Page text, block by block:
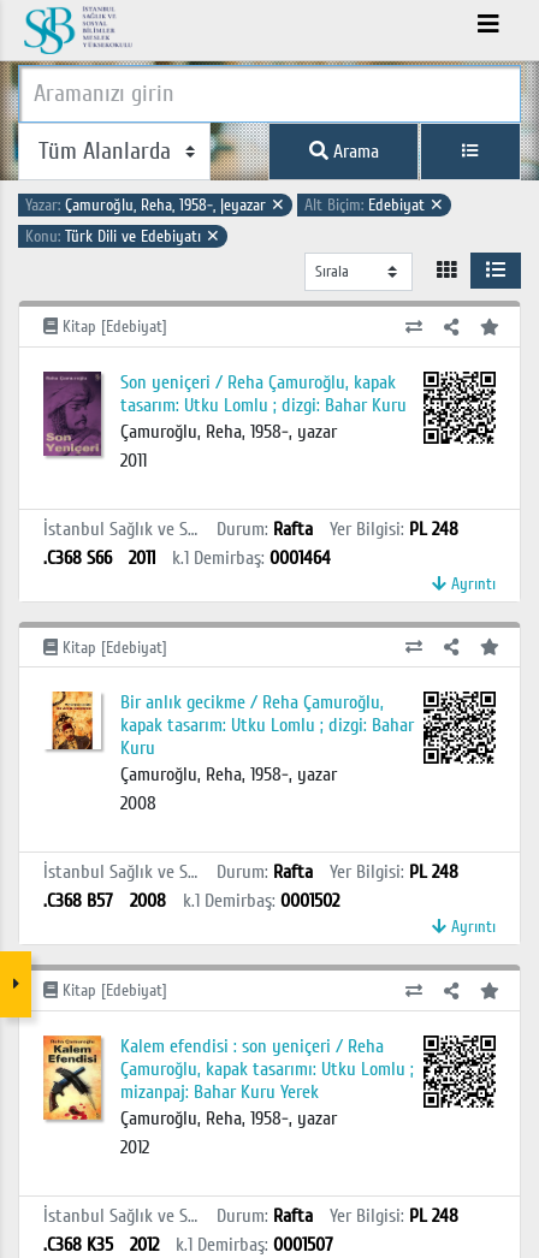
Arama
Yazar: Çamuroğlu, Reha, 1958-, |eyazar ✕ Alt Biçim: Edebiyat ✕
Konu: Türk Dili ve Edebiyatı ✕
Kitap [Edebiyat]
Son yeniçeri / Reha Çamuroğlu, kapak
tasarım: Utku Lomlu ; dizgi: Bahar Kuru
Çamuroğlu, Reha, 1958-, yazar
2011
İstanbul Sağlık ve Sosyal Bilimler MYO Kütüphanesi Durum: Rafta Yer Bilgisi: PL 248
.C368 S66
2011 k.1 Demirbaş: 0001464
Ayrıntı
Kitap [Edebiyat]
Bir anlık gecikme / Reha Çamuroğlu,
kapak tasarım: Utku Lomlu ; dizgi: Bahar
Kuru
Çamuroğlu, Reha, 1958-, yazar
2008
İstanbul Sağlık ve Sosyal Bilimler MYO Kütüphanesi Durum: Rafta Yer Bilgisi: PL 248
.C368 B57
2008 k.1 Demirbaş: 0001502
Ayrıntı
Kitap [Edebiyat]
Kalem efendisi : son yeniçeri / Reha
Çamuroğlu, kapak tasarımı: Utku Lomlu ;
mizanpaj: Bahar Kuru Yerek
Çamuroğlu, Reha, 1958-, yazar
2012
İstanbul Sağlık ve Sosyal Bilimler MYO Kütüphanesi Durum: Rafta Yer Bilgisi: PL 248
.C368 K35
2012 k.1 Demirbaş: 0001507